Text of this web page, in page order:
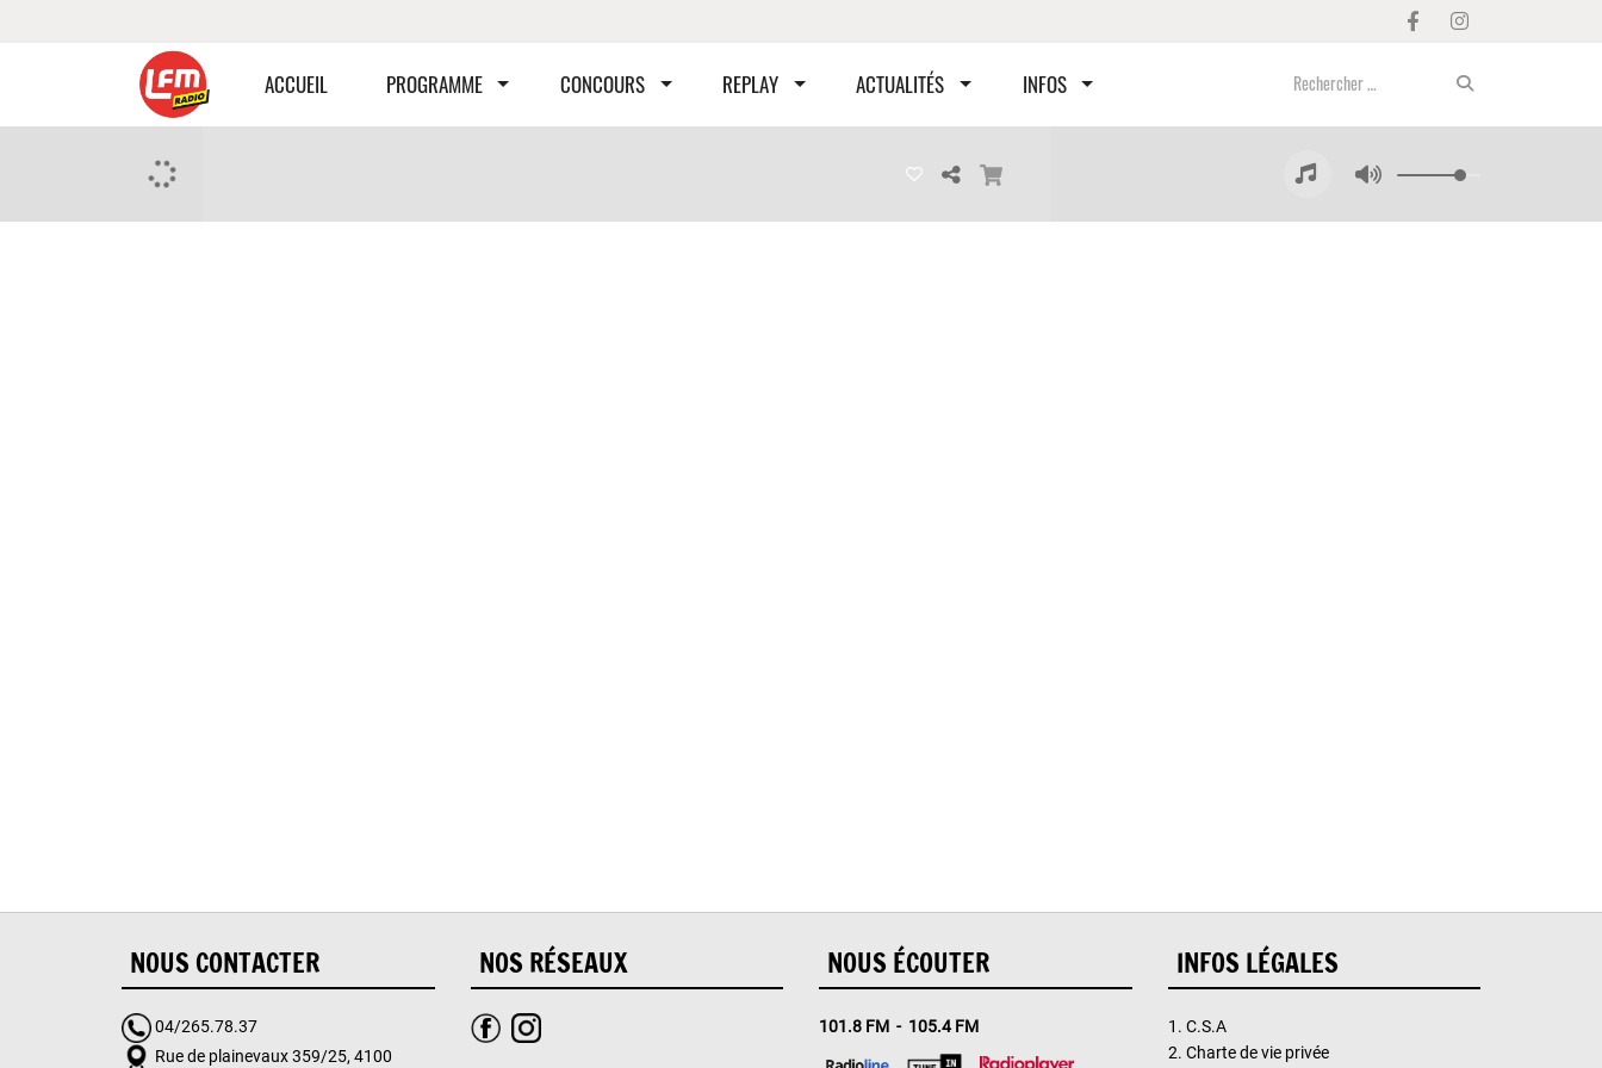
ACCUEIL PROGRAMME CONCOURS REPLAY ACTUALITÉS INFOS
NOUS CONTACTER
04/265.78.37
Rue de plainevaux 359/25, 4100
NOS RÉSEAUX NOUS ÉCOUTER
101.8 FM - 105.4 FM
INFOS LÉGALES
1. C.S.A
2. Charte de vie privée